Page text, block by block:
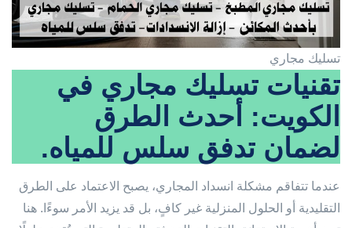
تسليك مجاري
تقنيات تسليك مجاري في
الكويت: أحدث الطرق
لضمان تدفق سلس للمياه.
عندما تتفاقم مشكلة انسداد المجاري، يصبح الاعتماد على الطرق
التقليدية أو الحلول المنزلية غير كافٍ، بل قد يزيد الأمر سوءًا. هنا